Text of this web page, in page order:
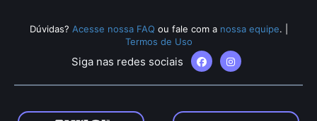
Dúvidas? Acesse nossa FAQ ou fale com a nossa equipe.
Termos de Uso
Siga nas redes sociais